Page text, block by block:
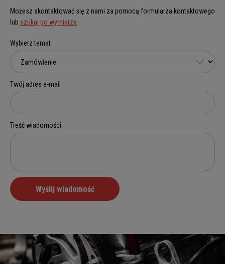
Możesz skontaktować się z nami za pomocą formularza kontaktowego
lub szukaj po wymiarze